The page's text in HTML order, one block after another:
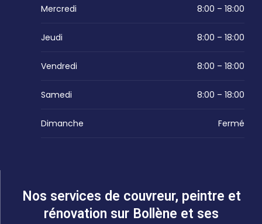
Mercredi 8:00 – 18:00
Jeudi 8:00 – 18:00
Vendredi 8:00 – 18:00
Samedi 8:00 – 18:00
Dimanche Fermé
Nos services de couvreur, peintre et
rénovation sur Bollène et ses